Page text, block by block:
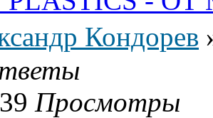
Кондорев
Просмотры